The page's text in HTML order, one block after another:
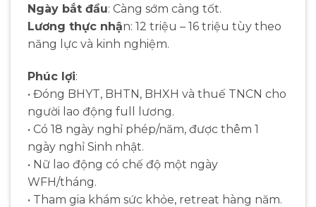
Ngày bắt đầu: Càng sớm càng tốt.
Lương thực nhận: 12 triệu – 16 triệu tùy theo
năng lực và kinh nghiệm.
Phúc lợi:
• Đóng BHYT, BHTN, BHXH và thuế TNCN cho
người lao động full lương.
• Có 18 ngày nghỉ phép/năm, được thêm 1
ngày nghỉ Sinh nhật.
• Nữ lao động có chế độ một ngày
WFH/tháng.
• Tham gia khám sức khỏe, retreat hàng năm.